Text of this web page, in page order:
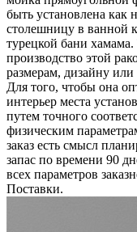
быть установлена как
столешницу в ванной
турецкой бани
производство этой
размерам, дизайну или
Для того, чтобы она
интерьер места
путем точного
физическим
заказ есть смысл
запас по времени 90
всех параметров
Поставки.